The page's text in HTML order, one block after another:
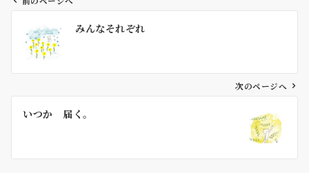
ビ
ン
みんなそれぞれ
次のページへ
いつか 届く。